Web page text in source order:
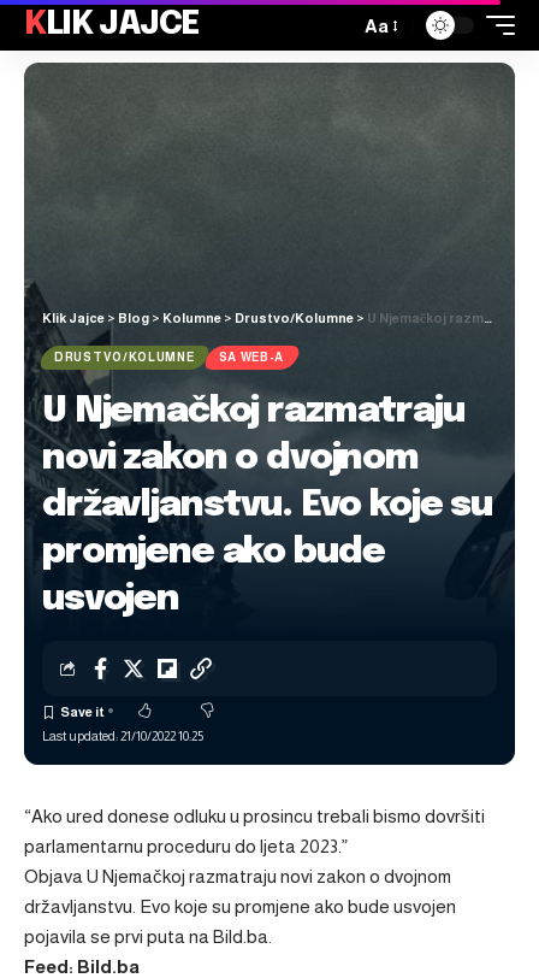
KLIK JAJCE Aa
Klik Jajce > Blog > Kolumne > Drustvo/Kolumne > U Njemačkoj razmatraju novi zakon o dvojnom državljanstvu. Evo koje su promjene ako bude usvojen
DRUSTVO/KOLUMNE SA WEB-A
U Njemačkoj razmatraju
novi zakon o dvojnom
državljanstvu. Evo koje su
promjene ako bude
usvojen
Last updated: 21/10/2022 10:25
“Ako ured donese odluku u prosincu trebali bismo dovršiti
parlamentarnu proceduru do ljeta 2023.”
Objava U Njemačkoj razmatraju novi zakon o dvojnom
državljanstvu. Evo koje su promjene ako bude usvojen
pojavila se prvi puta na Bild.ba
Feed: Bild.ba